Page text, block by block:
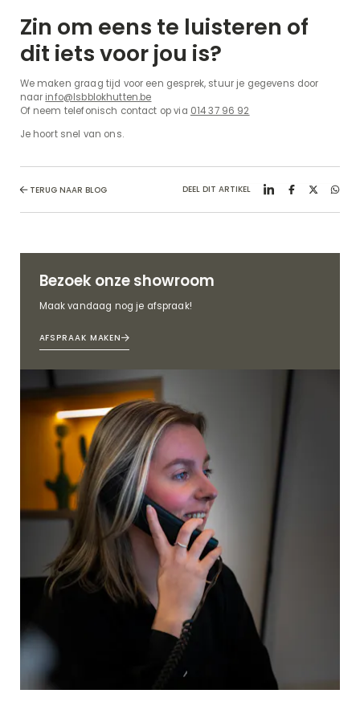
Zin om eens te luisteren of
dit iets voor jou is?
We maken graag tijd voor een gesprek, stuur je gegevens door
naar info@lsbblokhutten.be
Of neem telefonisch contact op via 014 37 96 92
Je hoort snel van ons.
TERUG NAAR BLOG DEEL DIT ARTIKEL
Bezoek onze showroom
Maak vandaag nog je afspraak!
AFSPRAAK MAKEN